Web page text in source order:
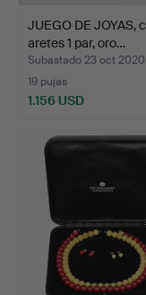
JUEGO DE JOYAS,
aretes 1 par, oro…
Subastado 23 oct 2020
19 pujas
1.156 USD